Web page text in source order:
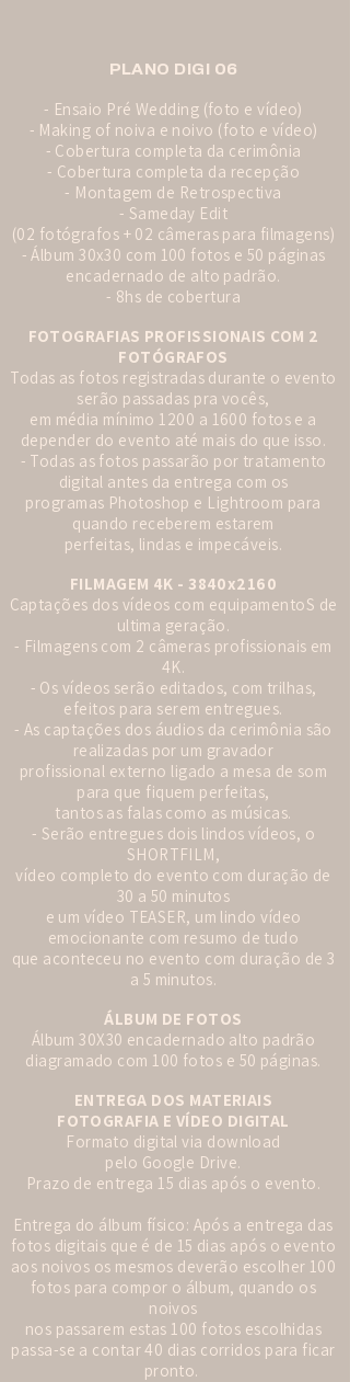
PLANO DIGI 06
- Ensaio Pré Wedding (foto e vídeo)
- Making of noiva e noivo (foto e vídeo)
- Cobertura completa da cerimônia
- Cobertura completa da recepção
- Montagem de Retrospectiva
- Sameday Edit
(02 fotógrafos + 02 câmeras para filmagens)
- Álbum 30x30 com 100 fotos e 50 páginas
encadernado de alto padrão.
- 8hs de cobertura
FOTOGRAFIAS PROFISSIONAIS COM 2
FOTÓGRAFOS
Todas as fotos registradas durante o evento
serão passadas pra vocês,
em média mínimo 1200 a 1600 fotos e a
depender do evento até mais do que isso.
- Todas as fotos passarão por tratamento
digital antes da entrega com os
programas Photoshop e Lightroom para
quando receberem estarem
perfeitas, lindas e impecáveis.
FILMAGEM 4K - 3840x2160
Captações dos vídeos com equipamentoS de
ultima geração.
- Filmagens com 2 câmeras profissionais em
4K.
- Os vídeos serão editados, com trilhas,
efeitos para serem entregues.
- As captações dos áudios da cerimônia são
realizadas por um gravador
profissional externo ligado a mesa de som
para que fiquem perfeitas,
tantos as falas como as músicas.
- Serão entregues dois lindos vídeos, o
SHORTFILM,
vídeo completo do evento com duração de
30 a 50 minutos
e um vídeo TEASER, um lindo vídeo
emocionante com resumo de tudo
que aconteceu no evento com duração de 3
a 5 minutos.
ÁLBUM DE FOTOS
Álbum 30X30 encadernado alto padrão
diagramado com 100 fotos e 50 páginas.
ENTREGA DOS MATERIAIS
FOTOGRAFIA E VÍDEO DIGITAL
Formato digital via download
pelo Google Drive.
Prazo de entrega 15 dias após o evento.
Entrega do álbum físico: Após a entrega das
fotos digitais que é de 15 dias após o evento
aos noivos os mesmos deverão escolher 100
fotos para compor o álbum, quando os
noivos
nos passarem estas 100 fotos escolhidas
passa-se a contar 40 dias corridos para ficar
pronto.